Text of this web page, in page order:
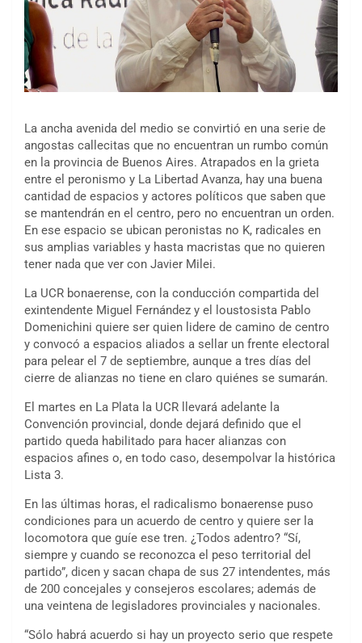
La ancha avenida del medio se convirtió en una serie de
angostas callecitas que no encuentran un rumbo común
en la provincia de Buenos Aires. Atrapados en la grieta
entre el peronismo y La Libertad Avanza, hay una buena
cantidad de espacios y actores políticos que saben que
se mantendrán en el centro, pero no encuentran un orden.
En ese espacio se ubican peronistas no K, radicales en
sus amplias variables y hasta macristas que no quieren
tener nada que ver con Javier Milei.
La UCR bonaerense, con la conducción compartida del
exintendente Miguel Fernández y el loustosista Pablo
Domenichini quiere ser quien lidere de camino de centro
y convocó a espacios aliados a sellar un frente electoral
para pelear el 7 de septiembre, aunque a tres días del
cierre de alianzas no tiene en claro quiénes se sumarán.
El martes en La Plata la UCR llevará adelante la
Convención provincial, donde dejará definido que el
partido queda habilitado para hacer alianzas con
espacios afines o, en todo caso, desempolvar la histórica
Lista 3.
En las últimas horas, el radicalismo bonaerense puso
condiciones para un acuerdo de centro y quiere ser la
locomotora que guíe ese tren. ¿Todos adentro? “Sí,
siempre y cuando se reconozca el peso territorial del
partido”, dicen y sacan chapa de sus 27 intendentes, más
de 200 concejales y consejeros escolares; además de
una veintena de legisladores provinciales y nacionales.
“Sólo habrá acuerdo si hay un proyecto serio que respete